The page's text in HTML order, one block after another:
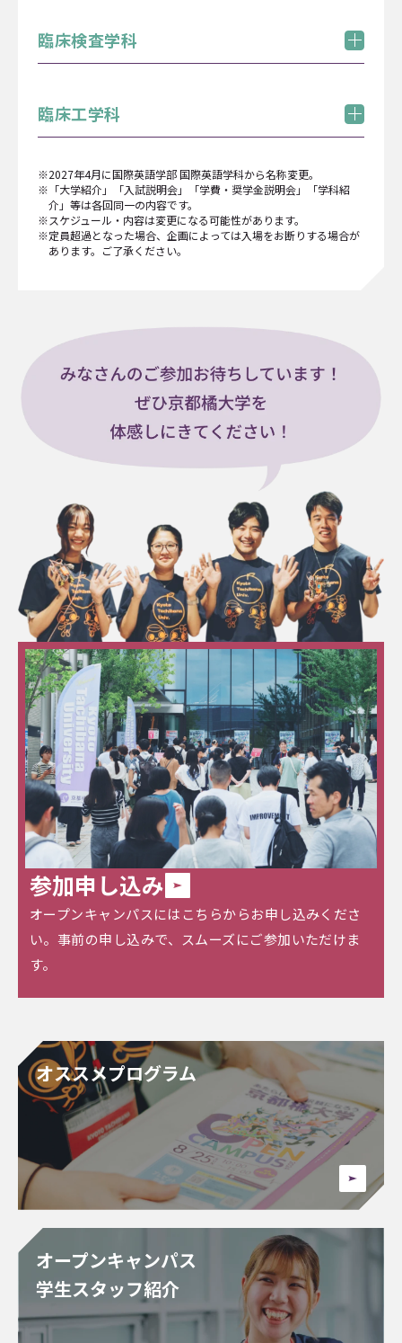
教員による個別相談（随時参加可）
体験学習テーマ「みんなで体感！バリアフリーな
世界〜車椅子ボッチャ体験&作業療法士が使う先
12:30 - 14:15
11:15 - 12:00
体験学習テーマ「救急救命機材をみて、さわっ
て、体験しよう」
12:15 - 14:00
教員による個別相談（随時参加可）
臨床検査学科
11:15 - 12:00
体験学習テーマ「臨床検査を体験しよう！」
12:15 - 13:00 13:15 - 14:00
教員による個別相談（随時参加可）
臨床工学科
11:15 - 12:00
体験学習・施設見学
体験学習テーマ「リアルな手術室と集中治療室を
教員による個別相談（随時参加可）
※2027年4月に国際英語学部 国際英語学科から名称変更。
※「大学紹介」「入試説明会」「学費・奨学金説明会」「学科紹
介」等は各回同一の内容です。
※スケジュール・内容は変更になる可能性があります。
※定員超過となった場合、企画によっては入場をお断りする場合が
あります。ご了承ください。
参加申し込み
オープンキャンパスにはこちらからお申し込みくださ
い。 事前の申し込みで、スムーズにご参加いただけま
す。
オススメプログラム
オープンキャンパス
学生スタッフ紹介